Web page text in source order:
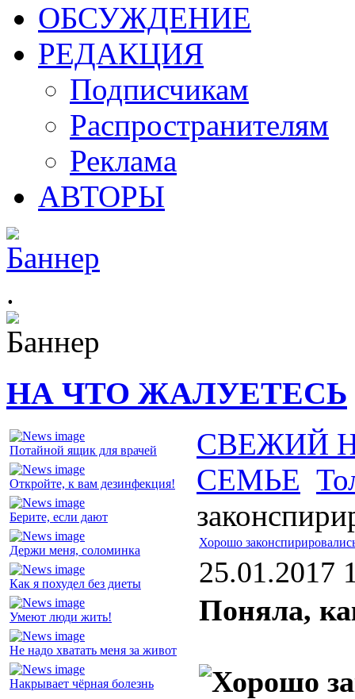
ОБСУЖДЕНИЕ
РЕДАКЦИЯ
Подписчикам
Распространителям
Реклама
АВТОРЫ
.
НА ЧТО ЖАЛУЕТЕСЬ
Потайной ящик для врачей
Откройте, к вам дезинфекция!
Берите, если дают
Держи меня, соломинка
Как я похудел без диеты
Умеют люди жить!
Не надо хватать меня за живот
Накрывает чёрная болезнь
СВЕЖИЙ
СЕМЬЕ
Хорошо
25.01.2017
Поняла,